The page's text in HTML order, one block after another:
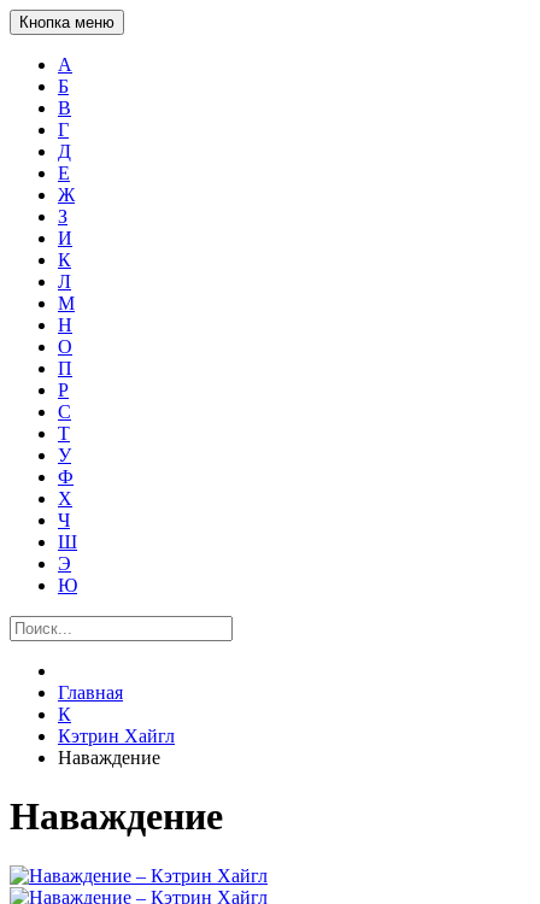
Кнопка меню
А
Б
В
Г
Д
Е
Ж
З
И
К
Л
М
Н
О
П
Р
С
Т
У
Ф
Х
Ч
Ш
Э
Ю
Главная
К
Кэтрин Хайгл
Наваждение
Наваждение